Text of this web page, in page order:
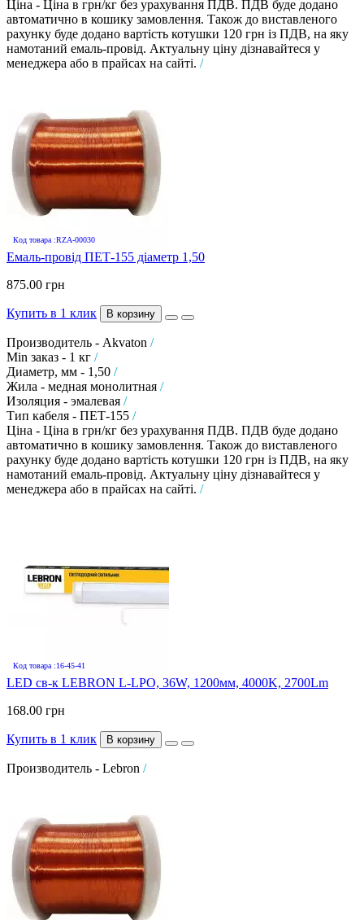
Ціна - Ціна в грн/кг без урахування ПДВ. ПДВ буде додано
автоматично в кошику замовлення. Також до виставленого
рахунку буде додано вартість котушки 120 грн із ПДВ, на яку
намотаний емаль-провід. Актуальну ціну дізнавайтеся у
менеджера або в прайсах на сайті. /
Код товара :RZA-00030
Емаль-провід ПЕТ-155 діаметр 1,50
875.00 грн
Купить в 1 клик В корзину
Производитель - Akvaton /
Min заказ - 1 кг /
Диаметр, мм - 1,50 /
Жила - медная монолитная /
Изоляция - эмалевая /
Тип кабеля - ПЕТ-155 /
Ціна - Ціна в грн/кг без урахування ПДВ. ПДВ буде додано
автоматично в кошику замовлення. Також до виставленого
рахунку буде додано вартість котушки 120 грн із ПДВ, на яку
намотаний емаль-провід. Актуальну ціну дізнавайтеся у
менеджера або в прайсах на сайті. /
Код товара :16-45-41
LED св-к LEBRON L-LPO, 36W, 1200мм, 4000K, 2700Lm
168.00 грн
Купить в 1 клик В корзину
Производитель - Lebron /